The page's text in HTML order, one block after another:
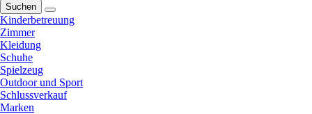
Suchen
Kinderbetreuung
Zimmer
Kleidung
Schuhe
Spielzeug
Outdoor und Sport
Schlussverkauf
Marken